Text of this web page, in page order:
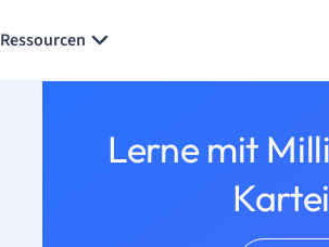
Ressourcen
Lerne mit